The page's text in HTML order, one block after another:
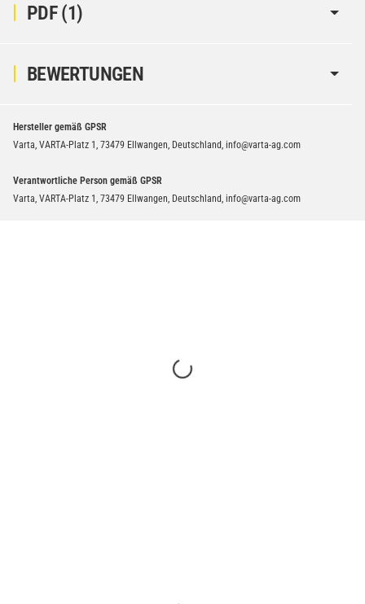
PDF (1)
BEWERTUNGEN
Hersteller gemäß GPSR
Varta, VARTA-Platz 1, 73479 Ellwangen, Deutschland, info@varta-ag.com
Verantwortliche Person gemäß GPSR
Varta, VARTA-Platz 1, 73479 Ellwangen, Deutschland, info@varta-ag.com